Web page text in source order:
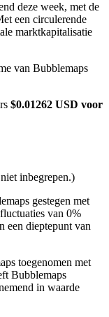
en grondstoffen
deze week, met de
een circulerende
marktkapitalisatie
van Bubblemaps
$0.01262 USD voor
inbegrepen.)
gestegen met
van 0%
een dieptepunt van
toegenomen met
Bubblemaps
in waarde